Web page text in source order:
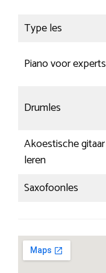
Type les
Piano voor experts
Drumles
Akoestische gitaar
leren
Saxofoonles